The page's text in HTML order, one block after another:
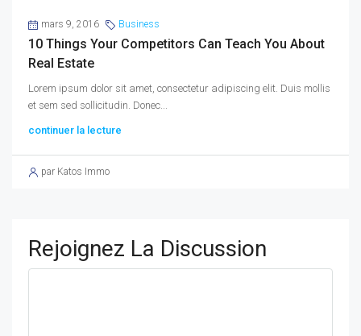
mars 9, 2016 Business
10 Things Your Competitors Can Teach You About
Real Estate
Lorem ipsum dolor sit amet, consectetur adipiscing elit. Duis mollis
et sem sed sollicitudin. Donec...
continuer la lecture
par Katos Immo
Rejoignez La Discussion